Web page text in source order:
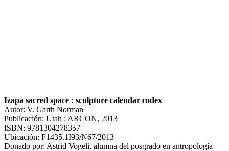
Izapa sacred space : sculpture calendar codex
Autor: V. Garth Norman
Publicación: Utah : ARCON, 2013
ISBN: 9781304278357
Ubicación: F1435.1I93/N67/2013
Donado por: Astrid Vogeli, alumna del posgrado en antropología